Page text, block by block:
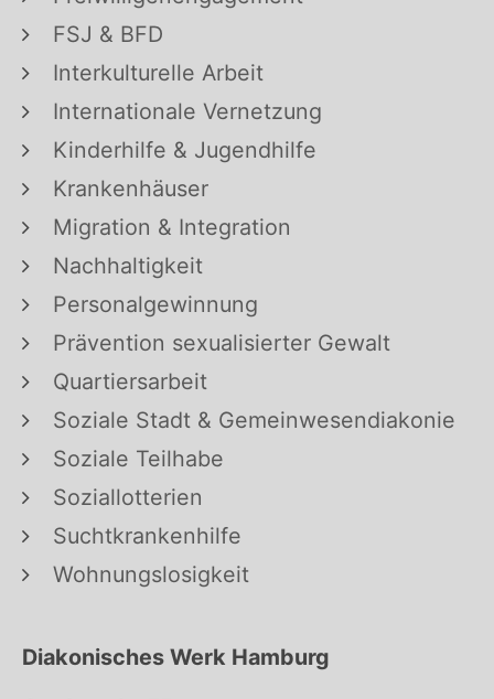
FSJ & BFD
Interkulturelle Arbeit
Internationale Vernetzung
Kinderhilfe & Jugendhilfe
Krankenhäuser
Migration & Integration
Nachhaltigkeit
Personalgewinnung
Prävention sexualisierter Gewalt
Quartiersarbeit
Soziale Stadt & Gemeinwesendiakonie
Soziale Teilhabe
Soziallotterien
Suchtkrankenhilfe
Wohnungslosigkeit
Diakonisches Werk Hamburg